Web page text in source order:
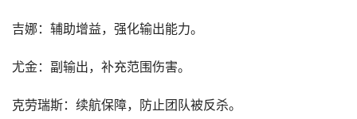
‌吉娜‌：辅助增益，强化输出能力。
‌尤金‌：副输出，补充范围伤害。
‌克劳瑞斯‌：续航保障，防止团队被反杀。